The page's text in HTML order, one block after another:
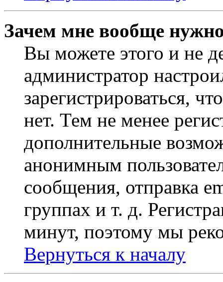
Зачем мне вообще
Вы можете этого и не
администратор
зарегистрироваться,
нет. Тем не менее
дополнительные
анонимным
сообщения, отправка
группах и т. д.
минут, поэтому мы
Вернуться к началу